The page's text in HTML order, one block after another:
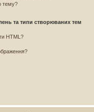
тему?
та типи створюваних тем
HTML?